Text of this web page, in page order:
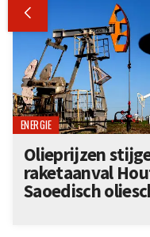

ENERGIE
Olieprijzen
raketaanval
Saoedisch